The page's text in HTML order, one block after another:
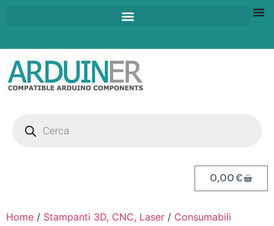
0,00€
Home / Stampanti 3D, CNC, Laser / Consumabili